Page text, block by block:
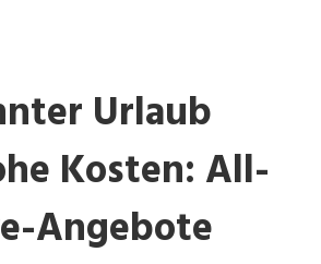
Urlaub
Kosten: All-
Angebote